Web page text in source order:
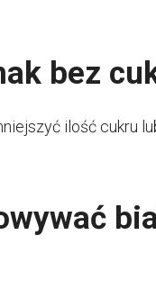
bez
ilość cukru